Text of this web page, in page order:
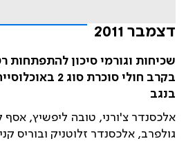
דצמבר 2011
שכיחות וגורמי סיכון להתפתחות
בקרב חולי סוכרת
בנגב
אלכסנדר צ'ורני, טובה ליפשיץ, אסף
גולפרב, אלכסנדר זלוטניק ובוריס